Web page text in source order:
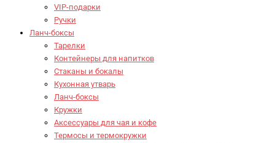
VIP-подарки
Ручки
Ланч-боксы
Тарелки
Контейнеры для напитков
Стаканы и бокалы
Кухонная утварь
Ланч-боксы
Кружки
Аксессуары для чая и кофе
Термосы и термокружки